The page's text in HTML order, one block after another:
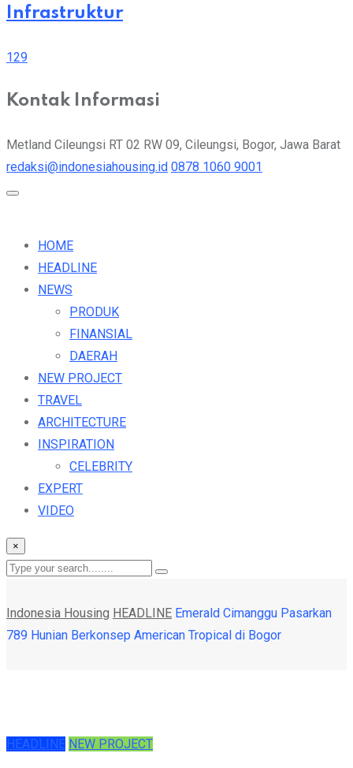
Infrastruktur
129
Kontak Informasi
Metland Cileungsi RT 02 RW 09, Cileungsi, Bogor, Jawa Barat
redaksi@indonesiahousing.id 0878 1060 9001
HOME
HEADLINE
NEWS
PRODUK
FINANSIAL
DAERAH
NEW PROJECT
TRAVEL
ARCHITECTURE
INSPIRATION
CELEBRITY
EXPERT
VIDEO
×
Indonesia Housing HEADLINE Emerald Cimanggu Pasarkan
789 Hunian Berkonsep American Tropical di Bogor
HEADLINE NEW PROJECT